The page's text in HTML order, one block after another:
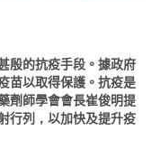
殷的抗疫手段。據政府
苗以取得保護。抗疫是
劑師學會會長崔俊明提
行列，以加快及提升疫